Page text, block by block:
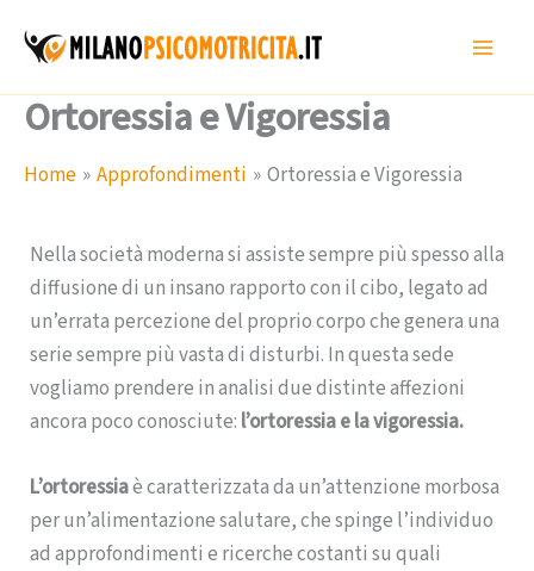
Ortoressia e Vigoressia
Home Approfondimenti Ortoressia e Vigoressia
Nella società moderna si assiste sempre più spesso alla
diffusione di un insano rapporto con il cibo, legato ad
un’errata percezione del proprio corpo che genera una
serie sempre più vasta di disturbi. In questa sede
vogliamo prendere in analisi due distinte affezioni
ancora poco conosciute: l’ortoressia e la vigoressia.
L’ortoressiaè caratterizzata da un’attenzione morbosa
per un’alimentazione salutare, che spinge l’individuo
ad approfondimenti e ricerche costanti su quali